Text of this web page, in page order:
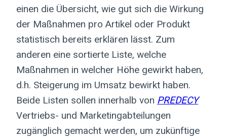
einen die Übersicht, wie gut sich die Wirkung
der Maßnahmen pro Artikel oder Produkt
statistisch bereits erklären lässt. Zum
anderen eine sortierte Liste, welche
Maßnahmen in welcher Höhe gewirkt haben,
d.h. Steigerung im Umsatz bewirkt haben.
Beide Listen sollen innerhalb von PREDECY
Vertriebs- und Marketingabteilungen
zugänglich gemacht werden, um zukünftige